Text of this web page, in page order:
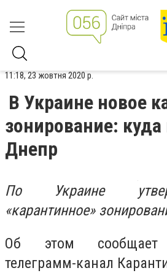
11:18, 23 жовтня 2020 р.
В Украине новое
зонирование: куда
Днепр
По Украине
«карантинное»
Об этом сообщает
телеграмм-канал